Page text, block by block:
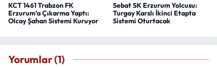
KCT 1461 Trabzon FK
Erzurum’a Çıkarma Yaptı:
Olcay Şahan Sistemi Kuruyor
Sebat SK Erzurum Yolcusu:
Turgay Karslı İkinci Etapta
Sistemi Oturtacak
Yorumlar (1)